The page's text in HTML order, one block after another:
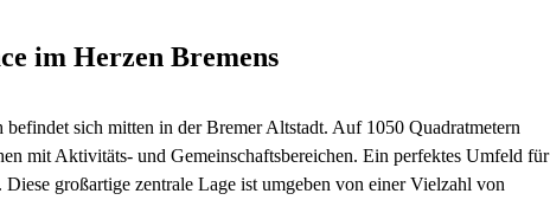
im Herzen Bremens
sich mitten in der Bremer Altstadt. Auf 1050 Quadratmetern
mit Aktivitäts- und Gemeinschaftsbereichen. Ein perfektes Umfeld für
großartige zentrale Lage ist umgeben von einer Vielzahl von